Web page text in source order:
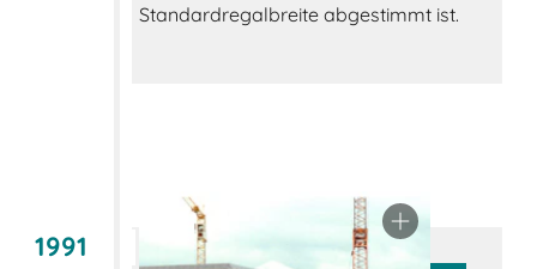
Standardregalbreite abgestimmt ist.
1991